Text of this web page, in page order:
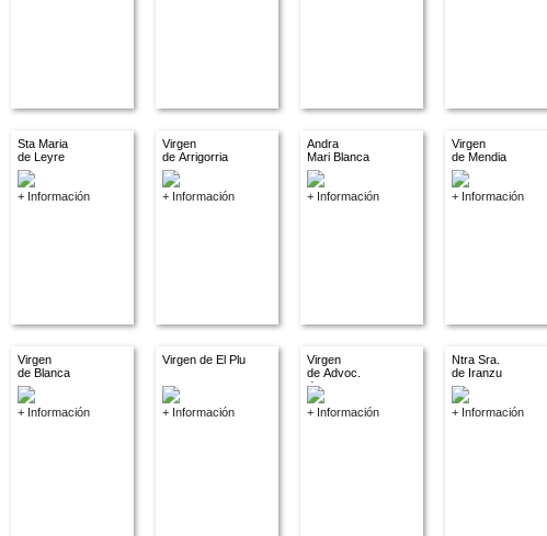
Sta Maria
de Leyre
+ Información
Virgen
de Arrigorria
+ Información
Andra
Mari Blanca
+ Información
Virgen
de Mendia
+ Información
Virgen
de Blanca
+ Información
Virgen de El Plu
+ Información
Virgen
de Advoc.
descon.
+ Información
Ntra Sra.
de Iranzu
+ Información